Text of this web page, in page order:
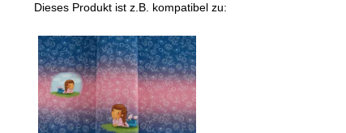
Dieses Produkt ist z.B. kompatibel zu: